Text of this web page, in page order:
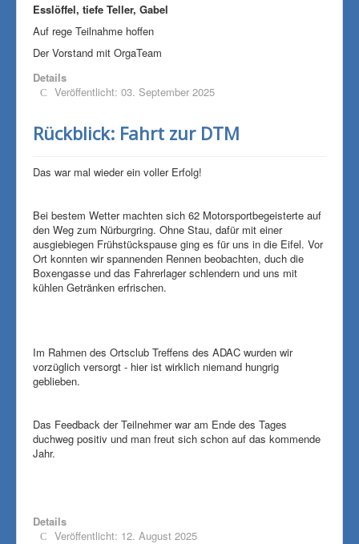
Esslöffel, tiefe Teller, Gabel
Auf rege Teilnahme hoffen
Der Vorstand mit OrgaTeam
Details
Veröffentlicht: 03. September 2025
Rückblick: Fahrt zur DTM
Das war mal wieder ein voller Erfolg!
Bei bestem Wetter machten sich 62 Motorsportbegeisterte auf
den Weg zum Nürburgring. Ohne Stau, dafür mit einer
ausgiebiegen Frühstückspause ging es für uns in die Eifel. Vor
Ort konnten wir spannenden Rennen beobachten, duch die
Boxengasse und das Fahrerlager schlendern und uns mit
kühlen Getränken erfrischen.
Im Rahmen des Ortsclub Treffens des ADAC wurden wir
vorzüglich versorgt - hier ist wirklich niemand hungrig
geblieben.
Das Feedback der Teilnehmer war am Ende des Tages
duchweg positiv und man freut sich schon auf das kommende
Jahr.
Details
Veröffentlicht: 12. August 2025